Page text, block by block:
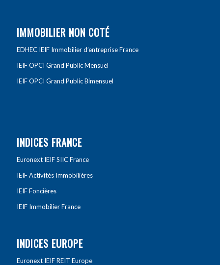
IMMOBILIER NON COTÉ
EDHEC IEIF Immobilier d’entreprise France
IEIF OPCI Grand Public Mensuel
IEIF OPCI Grand Public Bimensuel
INDICES FRANCE
Euronext IEIF SIIC France
IEIF Activités Immobilières
IEIF Foncières
IEIF Immobilier France
INDICES EUROPE
Euronext IEIF REIT Europe